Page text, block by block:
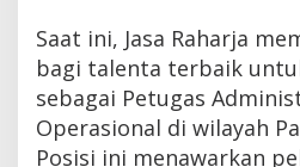
Saat ini, Jasa Raharja
bagi talenta terbaik
sebagai Petugas
Operasional di wilayah
Posisi ini menawarkan